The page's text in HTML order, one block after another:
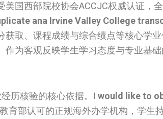
国西部院校协会ACCJC权威认证，
ana Irvine Valley College
取、课程成绩与综合绩点等核心学
为客观反映学生学习态度与专业基
历核验的核心依据。 I would like to
育部认可的正规海外办学机构，学生